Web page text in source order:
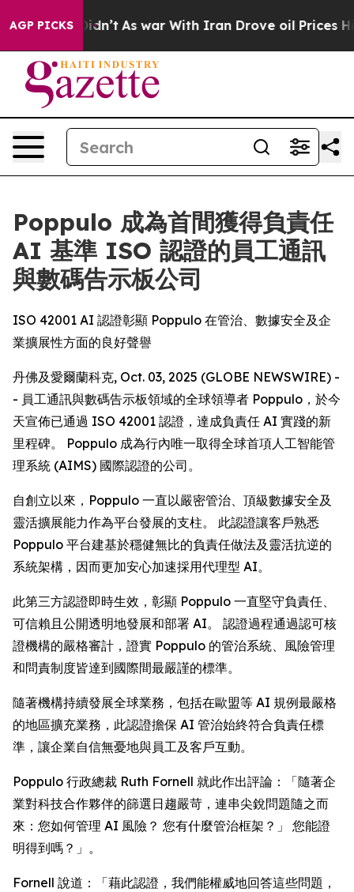
AGP PICKS
it Didn’t As war With Iran Drove oil Prices
Poppulo 成為首間獲得負責任
AI 基準 ISO 認證的員工通訊
與數碼告示板公司
ISO 42001 AI 認證彰顯 Poppulo 在管治、數據安全及企
業擴展性方面的良好聲譽
丹佛及愛爾蘭科克, Oct. 03, 2025 (GLOBE NEWSWIRE) -
- 員工通訊與數碼告示板領域的全球領導者 Poppulo，於今
天宣佈已通過 ISO 42001 認證，達成負責任 AI 實踐的新
里程碑。 Poppulo 成為行內唯一取得全球首項人工智能管
理系統 (AIMS) 國際認證的公司。
自創立以來，Poppulo 一直以嚴密管治、頂級數據安全及
靈活擴展能力作為平台發展的支柱。 此認證讓客戶熟悉
Poppulo 平台建基於穩健無比的負責任做法及靈活抗逆的
系統架構，因而更加安心加速採用代理型 AI。
此第三方認證即時生效，彰顯 Poppulo 一直堅守負責任、
可信賴且公開透明地發展和部署 AI。 認證過程通過認可核
證機構的嚴格審計，證實 Poppulo 的管治系統、風險管理
和問責制度皆達到國際間最嚴謹的標準。
隨著機構持續發展全球業務，包括在歐盟等 AI 規例最嚴格
的地區擴充業務，此認證擔保 AI 管治始終符合負責任標
準，讓企業自信無憂地與員工及客戶互動。
Poppulo 行政總裁 Ruth Fornell 就此作出評論：「隨著企
業對科技合作夥伴的篩選日趨嚴苛，連串尖銳問題隨之而
來：您如何管理 AI 風險？ 您有什麼管治框架？」 您能證
明得到嗎？」。
Fornell 說道：「藉此認證，我們能權威地回答這些問題，